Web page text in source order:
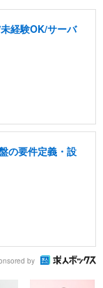
経験OK/サーバ
の要件定義・設
by